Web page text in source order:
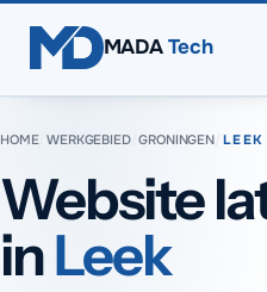
MADA Tech
HOME/WERKGEBIED/GRONINGEN LEEK
Website
inLeek